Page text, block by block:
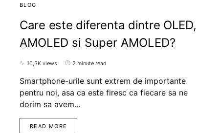
BLOG
Care este diferenta dintre OLED,
AMOLED si Super AMOLED?
10,3K views 2 minute read
Smartphone-urile sunt extrem de importante
pentru noi, asa ca este firesc ca fiecare sa ne
dorim sa avem…
READ MORE